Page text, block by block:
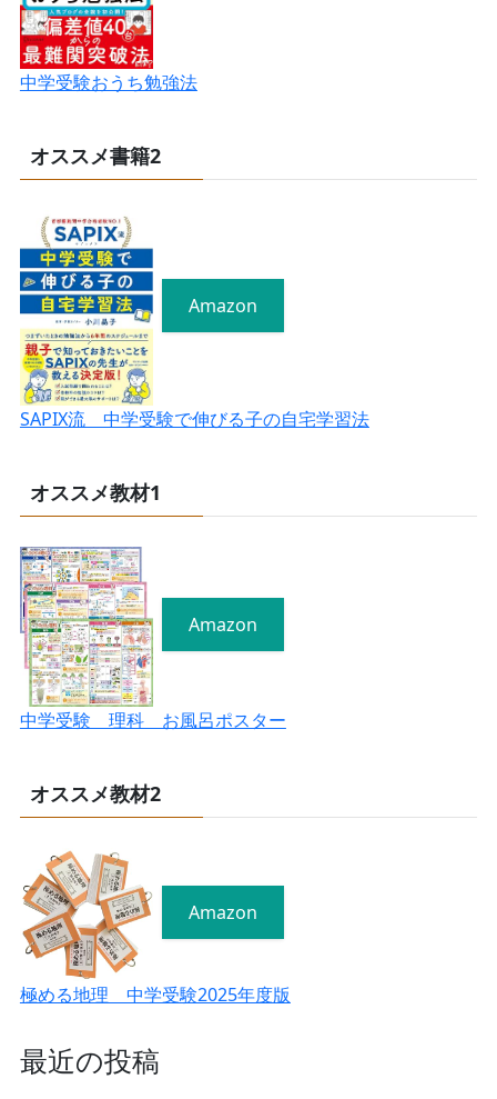
中学受験おうち勉強法
オススメ書籍2
Amazon
SAPIX流 中学受験で伸びる子の自宅学習法
オススメ教材1
Amazon
中学受験 理科 お風呂ポスター
オススメ教材2
Amazon
極める地理 中学受験2025年度版
最近の投稿